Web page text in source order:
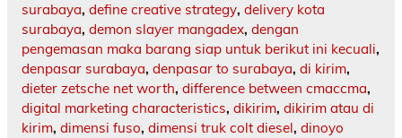
surabaya, define creative strategy, delivery kota
surabaya, demon slayer mangadex, dengan
pengemasan maka barang siap untuk berikut ini kecuali,
denpasar surabaya, denpasar to surabaya, di kirim,
dieter zetsche net worth, difference between cmaccma,
digital marketing characteristics, dikirim, dikirim atau di
kirim, dimensi fuso, dimensi truk colt diesel, dinoyo